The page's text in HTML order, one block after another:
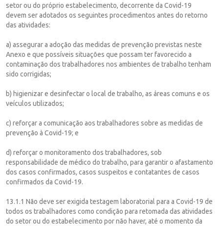
setor ou do próprio estabelecimento, decorrente da Covid-19
devem ser adotados os seguintes procedimentos antes do retorno
das atividades:
a) assegurar a adoção das medidas de prevenção previstas neste
Anexo e que possíveis situações que possam ter favorecido a
contaminação dos trabalhadores nos ambientes de trabalho tenham
sido corrigidas;
b) higienizar e desinfectar o local de trabalho, as áreas comuns e os
veículos utilizados;
c) reforçar a comunicação aos trabalhadores sobre as medidas de
prevenção à Covid-19; e
d) reforçar o monitoramento dos trabalhadores, sob
responsabilidade de médico do trabalho, para garantir o afastamento
dos casos confirmados, casos suspeitos e contatantes de casos
confirmados da Covid-19.
13.1.1 Não deve ser exigida testagem laboratorial para a Covid-19 de
todos os trabalhadores como condição para retomada das atividades
do setor ou do estabelecimento por não haver, até o momento da